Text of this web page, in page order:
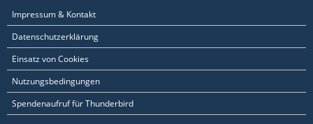
Impressum & Kontakt
Datenschutzerklärung
Einsatz von Cookies
Nutzungsbedingungen
Spendenaufruf für Thunderbird